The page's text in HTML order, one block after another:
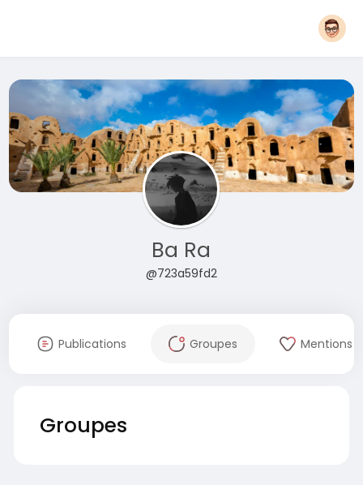
Ba Ra
@723a59fd2
Publications Groupes Mentions
Groupes